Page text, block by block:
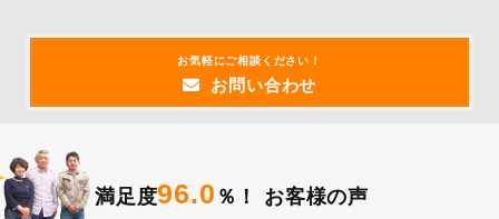
お気軽にご相談ください！
お問い合わせ
満足度96.0 ％！ お客様の声